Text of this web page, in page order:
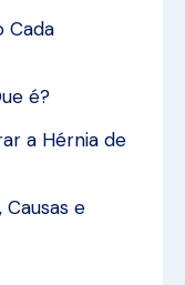
Cada
é?
a Hérnia de
Causas e